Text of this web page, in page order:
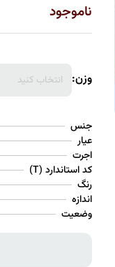
ناموجود
وزن: انتخاب کنید
جنس
عیار
اجرت
کد استاندارد (T)
رنگ
اندازه
وضعیت